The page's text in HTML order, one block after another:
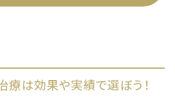
療は効果や実績で選ぼう！